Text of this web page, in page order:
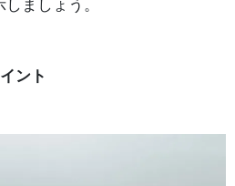
ましょう。
ント